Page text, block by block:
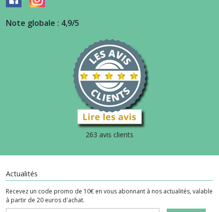
Note globale : 4,9/5
263 avis clients
Actualités
Recevez un code promo de 10€ en vous abonnant à nos actualités, valable
à partir de 20 euros d'achat.